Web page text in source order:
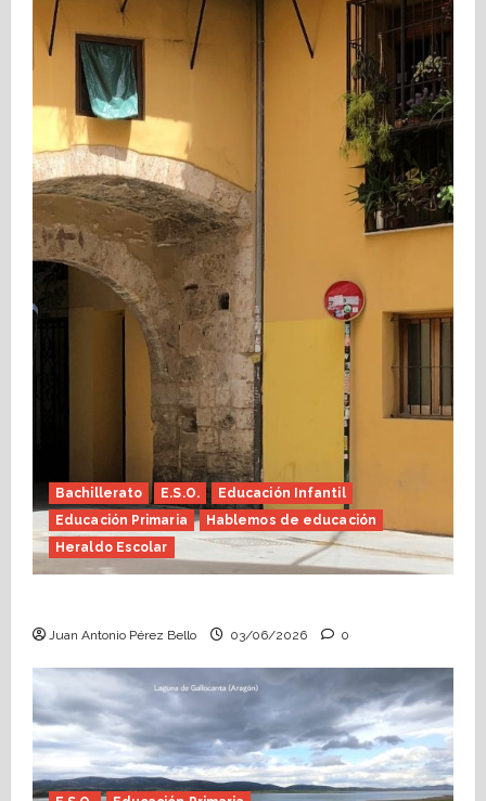
Bachillerato E.S.O.
Educación Infantil
Educación Primaria
Hablemos de educación
Heraldo Escolar
Juan Antonio Pérez Bello 03/06/2026 0